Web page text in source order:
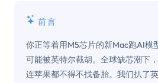
前言
你正等着用M5芯片的新Mac跑AI模
可能被英特尔截胡。全球缺芯潮下
连苹果都不得不找备胎。我们扒了